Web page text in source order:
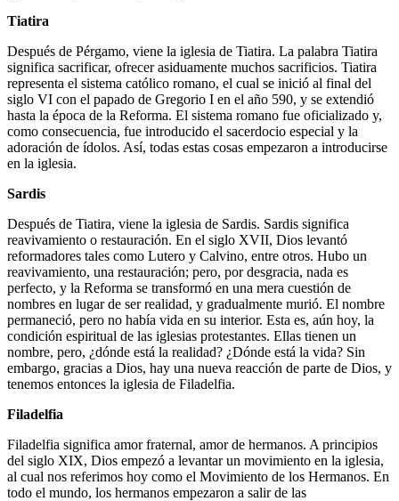
Tiatira
Después de Pérgamo, viene la iglesia de Tiatira. La palabra Tiatira
significa sacrificar, ofrecer asiduamente muchos sacrificios. Tiatira
representa el sistema católico romano, el cual se inició al final del
siglo VI con el papado de Gregorio I en el año 590, y se extendió
hasta la época de la Reforma. El sistema romano fue oficializado y,
como consecuencia, fue introducido el sacerdocio especial y la
adoración de ídolos. Así, todas estas cosas empezaron a introducirse
en la iglesia.
Sardis
Después de Tiatira, viene la iglesia de Sardis. Sardis significa
reavivamiento o restauración. En el siglo XVII, Dios levantó
reformadores tales como Lutero y Calvino, entre otros. Hubo un
reavivamiento, una restauración; pero, por desgracia, nada es
perfecto, y la Reforma se transformó en una mera cuestión de
nombres en lugar de ser realidad, y gradualmente murió. El nombre
permaneció, pero no había vida en su interior. Esta es, aún hoy, la
condición espiritual de las iglesias protestantes. Ellas tienen un
nombre, pero, ¿dónde está la realidad? ¿Dónde está la vida? Sin
embargo, gracias a Dios, hay una nueva reacción de parte de Dios, y
tenemos entonces la iglesia de Filadelfia.
Filadelfia
Filadelfia significa amor fraternal, amor de hermanos. A principios
del siglo XIX, Dios empezó a levantar un movimiento en la iglesia,
al cual nos referimos hoy como el Movimiento de los Hermanos. En
todo el mundo, los hermanos empezaron a salir de las